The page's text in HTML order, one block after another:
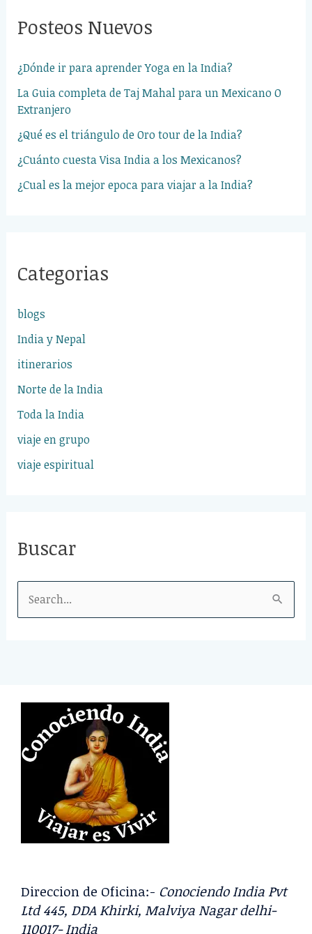
Posteos Nuevos
¿Dónde ir para aprender Yoga en la India?
La Guia completa de Taj Mahal para un Mexicano O
Extranjero
¿Qué es el triángulo de Oro tour de la India?
¿Cuánto cuesta Visa India a los Mexicanos?
¿Cual es la mejor epoca para viajar a la India?
Categorias
blogs
India y Nepal
itinerarios
Norte de la India
Toda la India
viaje en grupo
viaje espiritual
Buscar
o
Direccion de Oficina:- Conociendo India Pvt
Ltd 445, DDA Khirki, Malviya Nagar delhi-
110017- India